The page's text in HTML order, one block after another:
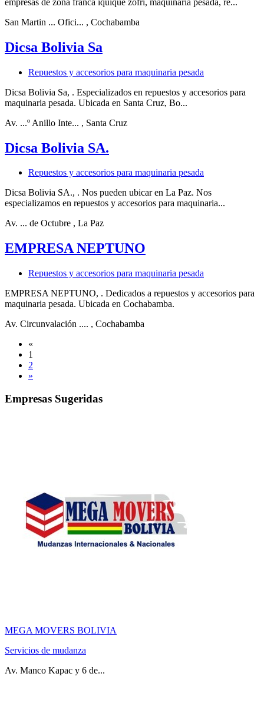
San Martin ... Ofici... , Cochabamba
Dicsa Bolivia Sa
Repuestos y accesorios para maquinaria pesada
Dicsa Bolivia Sa, . Especializados en repuestos y accesorios para
maquinaria pesada. Ubicada en Santa Cruz, Bo...
Av. ...º Anillo Inte... , Santa Cruz
Dicsa Bolivia SA.
Repuestos y accesorios para maquinaria pesada
Dicsa Bolivia SA., . Nos pueden ubicar en La Paz. Nos
especializamos en repuestos y accesorios para maquinaria...
Av. ... de Octubre , La Paz
EMPRESA NEPTUNO
Repuestos y accesorios para maquinaria pesada
EMPRESA NEPTUNO, . Dedicados a repuestos y accesorios para
maquinaria pesada. Ubicada en Cochabamba.
Av. Circunvalación .... , Cochabamba
«
1
2
»
Empresas Sugeridas
MEGA MOVERS BOLIVIA
Servicios de mudanza
Av. Manco Kapac y 6 de...